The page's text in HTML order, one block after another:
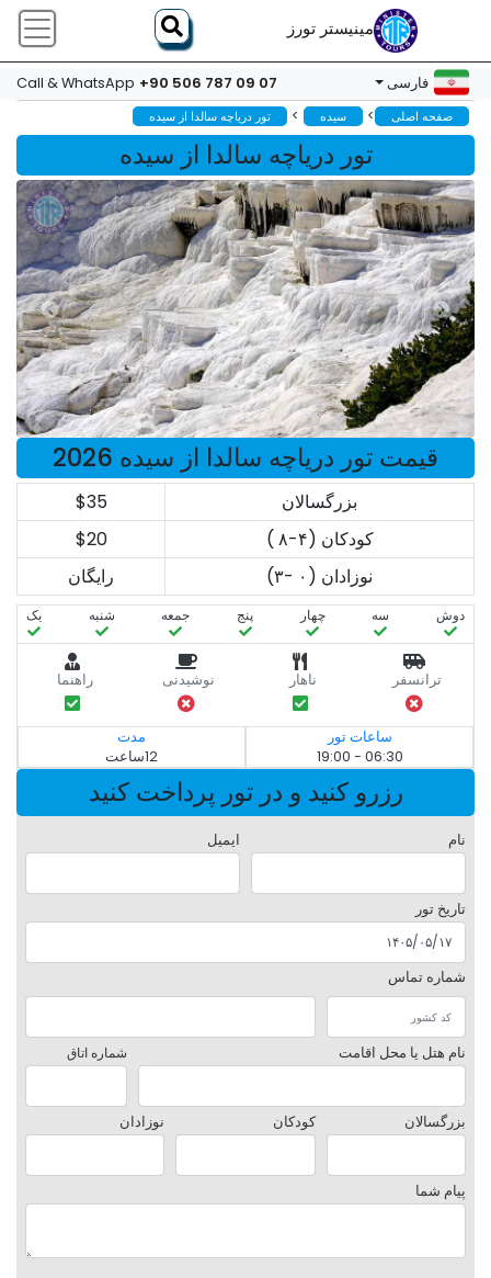
مینیستر تورز
فارسی Call & WhatsApp +90 506 787 09 07
صفحه اصلی > سیده > تور دریاچه سالدا از سیده
تور دریاچه سالدا از سیده
قیمت تور دریاچه سالدا از سیده 2026
بزرگسالان
$35
کودکان (۴-۸ )
$20
نوزادان (۰ -۳)
رایگان
دوش سه‌ چهار پنج جمعه شنبه یک
ترانسفر ناهار نوشیدنی راهنما
ساعات تور
06:30 - 19:00
مدت
12ساعت
رزرو کنید و در تور پرداخت کنید
نام ایمیل
تاریخ تور
شماره تماس
نام هتل یا محل اقامت شماره اتاق
بزرگسالان کودکان نوزادان
پیام شما